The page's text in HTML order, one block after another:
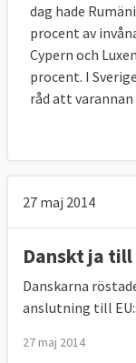
dag hade
procent av
Cypern och
procent. I
råd att
27 maj 2014
Danskt ja
Danskarna
anslutning till
27 maj 2014